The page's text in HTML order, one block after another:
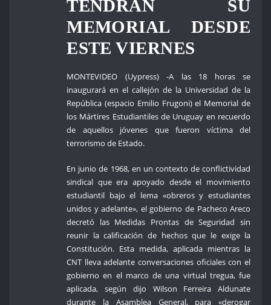
TENDRÁN SU
MEMORIAL DESDE
ESTE VIERNES
MONTEVIDEO (Uypress) -A las 18 horas se
inaugurará en el callejón de la Universidad de la
República (espacio Emilio Frugoni) el Memorial de
los Mártires Estudiantiles de Uruguay en recuerdo
de aquellos jóvenes que fueron víctima del
terrorismo de Estado.
En junio de 1968, en un contexto de conflictividad
sindical que era apoyado desde el movimiento
estudiantil bajo el lema «obreros y estudiantes
unidos y adelante», el gobierno de Pacheco Areco
decretó las Medidas Prontas de Seguridad sin
reunir la calificación de hechos que le exige la
Constitución. Esta medida, aplicada mientras la
CNT lleva adelante conversaciones oficiales con el
gobierno en el marco de una virtual tregua, fue
aplicada, según dijo Wilson Ferreira Aldunate
durante la Asamblea General, para «derogar